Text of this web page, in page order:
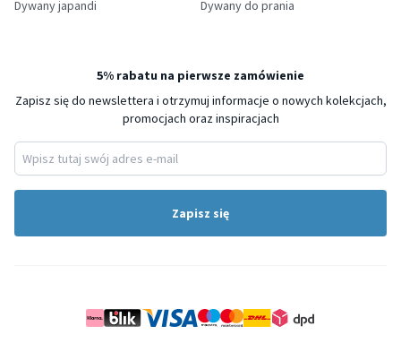
Dywany japandi Dywany do prania
5% rabatu na pierwsze zamówienie
Zapisz się do newslettera i otrzymuj informacje o nowych kolekcjach,
promocjach oraz inspiracjach
Zapisz się